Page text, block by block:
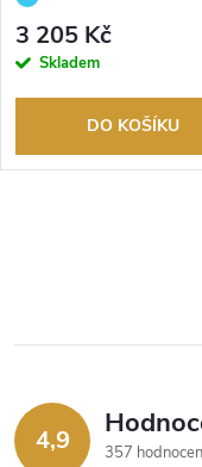
Autorizovaný prodejce.
3 205 Kč
Skladem
DO KOŠÍKU
4,9
357